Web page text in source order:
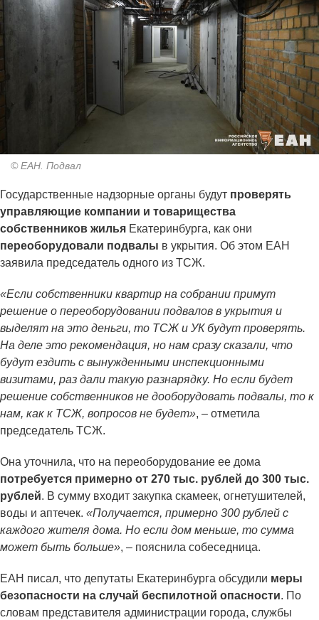
© ЕАН. Подвал
Государственные надзорные органы будут проверять
управляющие компании и товарищества
собственников жилья Екатеринбурга, как они
переоборудовали подвалы в укрытия. Об этом ЕАН
заявила председатель одного из ТСЖ.
«Если собственники квартир на собрании примут
решение о переоборудовании подвалов в укрытия и
выделят на это деньги, то ТСЖ и УК будут проверять.
На деле это рекомендация, но нам сразу сказали, что
будут ездить с вынужденными инспекционными
визитами, раз дали такую разнарядку. Но если будет
решение собственников не дооборудовать подвалы, то к
нам, как к ТСЖ, вопросов не будет», – отметила
председатель ТСЖ.
Она уточнила, что на переоборудование ее дома
потребуется примерно от 270 тыс. рублей до 300 тыс.
рублей. В сумму входит закупка скамеек, огнетушителей,
воды и аптечек. «Получается, примерно 300 рублей с
каждого жителя дома. Но если дом меньше, то сумма
может быть больше», – пояснила собеседница.
ЕАН писал, что депутаты Екатеринбурга обсудили меры
безопасности на случай беспилотной опасности. По
словам представителя администрации города, службы